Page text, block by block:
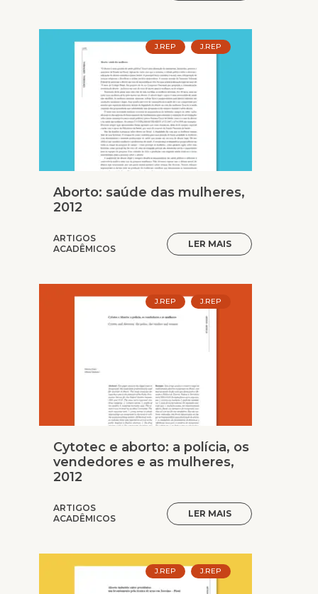
J.REP J.REP
Aborto: saúde das mulheres,
2012
ARTIGOS
ACADÊMICOS
LER MAIS
J.REP J.REP
Cytotec e aborto: a polícia, os
vendedores e as mulheres,
2012
ARTIGOS
ACADÊMICOS
LER MAIS
J.REP J.REP